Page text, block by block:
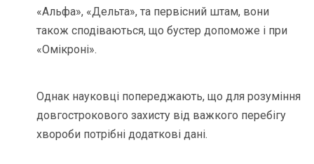
«Альфа», «Дельта», та первісний штам, вони
також сподіваються, що бустер допоможе і при
«Омікроні».
Однак науковці попереджають, що для розуміння
довгострокового захисту від важкого перебігу
хвороби потрібні додаткові дані.